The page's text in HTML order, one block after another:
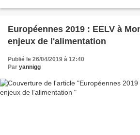
Européennes 2019 : EELV à
enjeux de l'alimentation
Publié le 26/04/2019 à 12:40
Par yannigg